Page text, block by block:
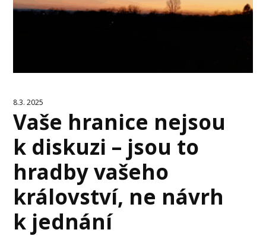
8.3. 2025
Vaše hranice nejsou
k diskuzi – jsou to
hradby vašeho
království, ne návrh
k jednání